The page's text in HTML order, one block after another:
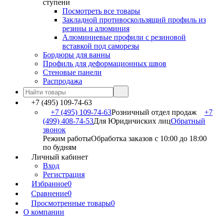
ступени
Посмотреть все товары
Закладной противоскользящий профиль из
резины и алюминия
Алюминиевые профили с резиновой
вставкой под саморезы
Бордюры для ванны
Профиль для деформационных швов
Стеновые панели
Распродажа
+7 (495) 109-74-63
+7 (495) 109-74-63Розничный отдел продаж
+7
(499) 408-74-53Для Юридичиских лицОбратный
звонок
Режим работыОбработка заказов с 10:00 до 18:00
по будням
Личный кабинет
Вход
Регистрация
Избранное0
Сравнение0
Просмотренные товары0
О компании